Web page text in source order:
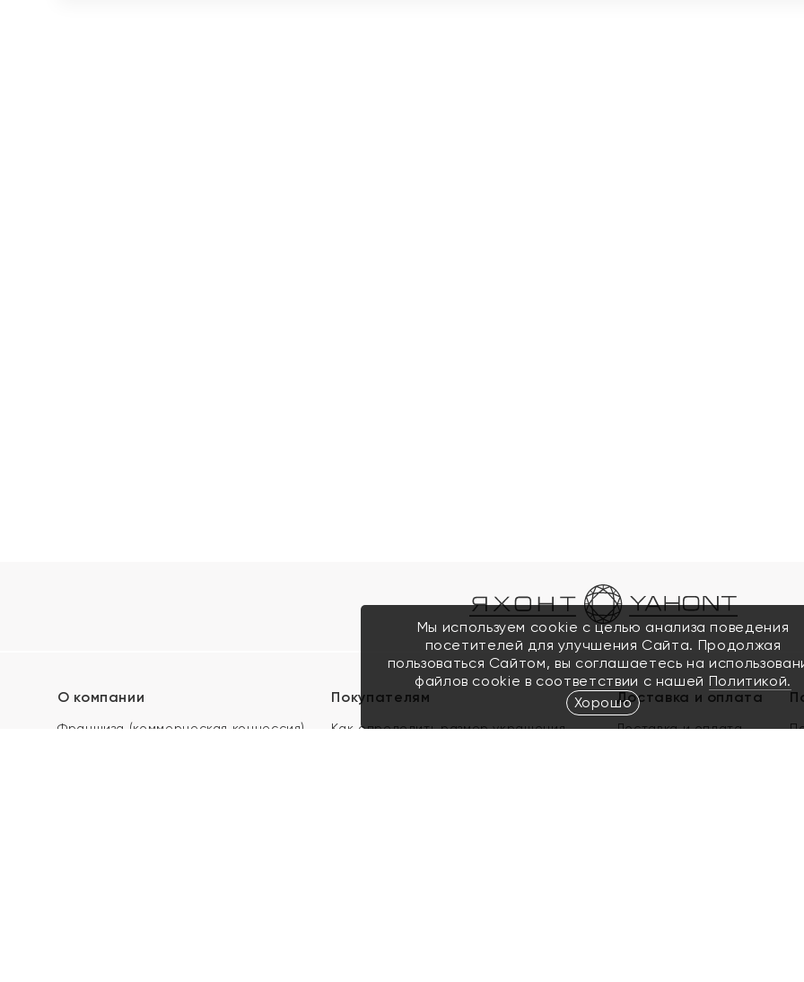
О компании
Франшиза (коммерческая концессия)
Покупателям
Как определить размер украшения
Доставка и оплата
Доставка и оплата
Мы используем cookie с целью анализа поведения
посетителей для улучшения Сайта. Продолжая
пользоваться Сайтом, вы соглашаетесь на
файлов cookie в соответствии с нашей Политикой.
Хорошо